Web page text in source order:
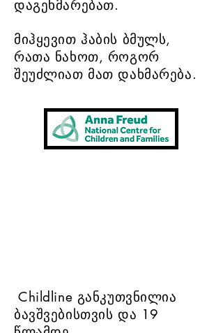
დაგეხმარებათ.
მიჰყევით ჰაბის ბმულს,
რათა ნახოთ, როგორ
შეუძლიათ მათ დახმარება.
Childline განკუთვნილია
ბავშვებისთვის და 19